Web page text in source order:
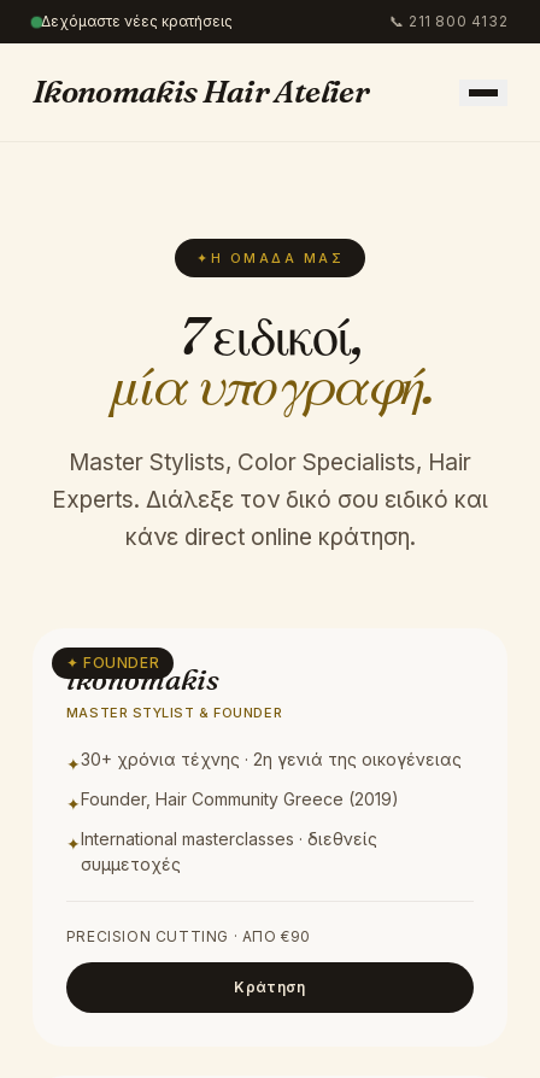
Δεχόμαστε νέες κρατήσεις 📞 211 800 4132
Ikonomakis Hair Atelier
✦ Η ΟΜΆΔΑ ΜΑΣ
7 ειδικοί,
μία υπογραφή.
Master Stylists, Color Specialists, Hair
Experts. Διάλεξε τον δικό σου ειδικό και
κάνε direct online κράτηση.
✦ FOUNDER
ikonomakis
MASTER STYLIST & FOUNDER
✦30+ χρόνια τέχνης · 2η γενιά της οικογένειας
✦Founder, Hair Community Greece (2019)
✦International masterclasses · διεθνείς
συμμετοχές
PRECISION CUTTING · ΑΠΌ €90
Κράτηση